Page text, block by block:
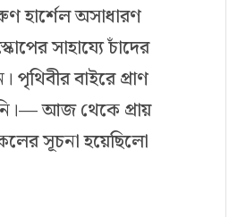
হার্শেল অসাধারণ
সাহায্যে চাঁদের
বাইরে প্রাণ
আজ থেকে প্রায়
সূচনা হয়েছিলো